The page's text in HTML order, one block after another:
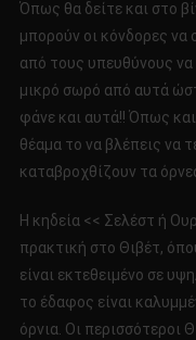
Όπως θα δείτε και στο
μπορούν οι κόνδορες να
από τους υπευθύνους να
μικρό σωρό από αυτά
φάνε και αυτά!! Όπως και
θέαμα το να βλέπεις να
καταβροχθίζουν τα
Η κηδεία << Σελέστ ή
πρακτική στο Θιβέτ,
είναι εκτεθειμένο σε
το έδαφος είναι
όρνια. Οι περισσότεροι